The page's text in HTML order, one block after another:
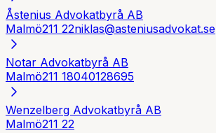
Åstenius Advokatbyrå AB
Malmö211 22niklas@asteniusadvokat.se
Notar Advokatbyrå AB
Malmö211 18040128695
Wenzelberg Advokatbyrå AB
Malmö211 22